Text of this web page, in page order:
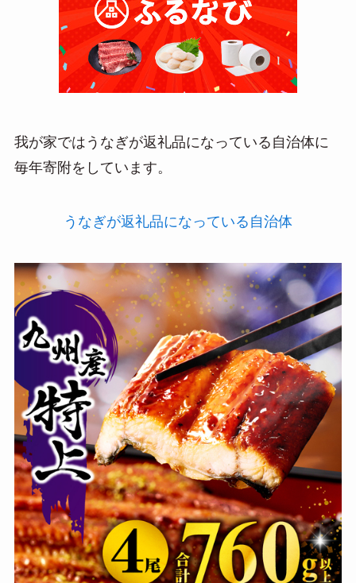
我が家ではうなぎが返礼品になっている自治体に
毎年寄附をしています。
うなぎが返礼品になっている自治体